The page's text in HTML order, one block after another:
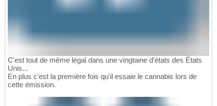
C'est tout de même légal dans une vingtaine d'états des États
Unis...
En plus c'est la première fois qu'il essaie le cannabis lors de
cette émission.